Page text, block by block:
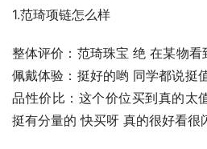
1.范琦项链怎么样
整体评价：范琦珠宝 绝 在某物
佩戴体验：挺好的哟 同学都说挺
品性价比：这个价位买到真的太
挺有分量的 快买呀 真的很好看很